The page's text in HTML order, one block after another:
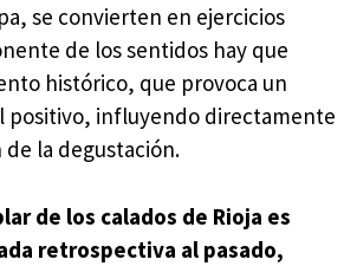
se convierten en ejercicios
de los sentidos hay que
histórico, que provoca un
positivo, influyendo directamente
la degustación.
de los calados de Rioja es
retrospectiva al pasado,